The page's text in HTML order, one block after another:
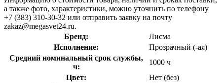
а также фото, характеристики, можно уточнить по телефону
+7 (383) 310-30-32 или отправить заявку на почту
zakaz@megasvet24.ru.
Бренд:
Лисма
Исполнение:
Прозрачный (-ая)
Средний номинальный срок службы,
ч:
1000 ч
Цвет:
Нет (без)